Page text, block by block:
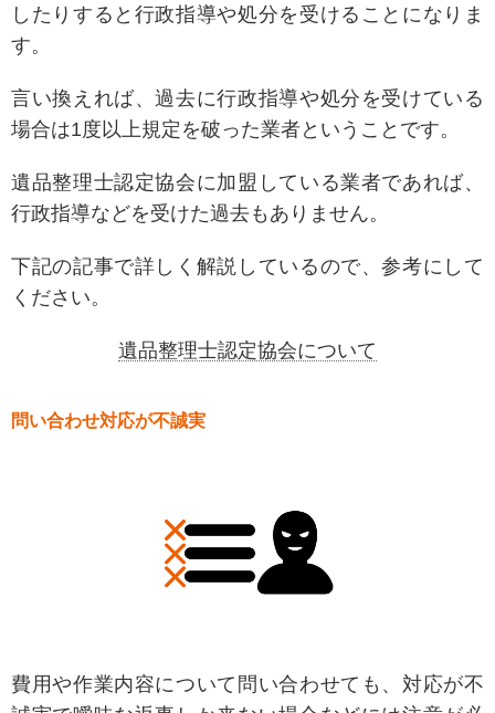
したりすると行政指導や処分を受けることになりま
す。
言い換えれば、過去に行政指導や処分を受けている
場合は1度以上規定を破った業者ということです。
遺品整理士認定協会に加盟している業者であれば、
行政指導などを受けた過去もありません。
下記の記事で詳しく解説しているので、参考にして
ください。
遺品整理士認定協会について
問い合わせ対応が不誠実
費用や作業内容について問い合わせても、対応が不